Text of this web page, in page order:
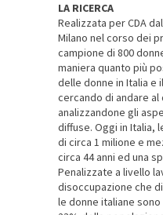
LA RICERCA
Realizzata per CDA
Milano nel corso dei
campione di 800
maniera quanto più
delle donne in Italia e
cercando di andare
analizzandone gli
diffuse. Oggi in Italia,
di circa 1 milione e
circa 44 anni ed una
Penalizzate a livello
disoccupazione che
le donne italiane